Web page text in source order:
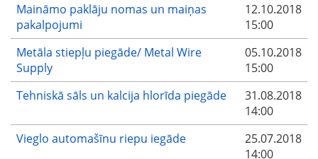
Maināmo paklāju nomas un maiņas
pakalpojumi
12.10.2018
15:00
Metāla stiepļu piegāde/ Metal Wire
Supply
05.10.2018
15:00
Tehniskā sāls un kalcija hlorīda piegāde
31.08.2018
14:00
Vieglo automašīnu riepu iegāde
25.07.2018
14:00